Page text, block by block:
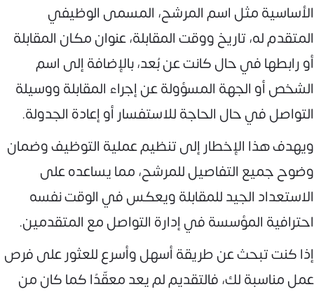
الأساسية مثل اسم المرشح، المسمى الوظيفي
المتقدم له، تاريخ ووقت المقابلة، عنوان مكان المقابلة
أو رابطها في حال كانت عن بُعد، بالإضافة إلى اسم
الشخص أو الجهة المسؤولة عن إجراء المقابلة ووسيلة
التواصل في حال الحاجة للاستفسار أو إعادة الجدولة.
ويهدف هذا الإخطار إلى تنظيم عملية التوظيف وضمان
وضوح جميع التفاصيل للمرشح، مما يساعده على
الاستعداد الجيد للمقابلة ويعكس في الوقت نفسه
احترافية المؤسسة في إدارة التواصل مع المتقدمين.
إذا كنت تبحث عن طريقة أسهل وأسرع للعثور على فرص
عمل مناسبة لك، فالتقديم لم يعد معقّدًا كما كان من